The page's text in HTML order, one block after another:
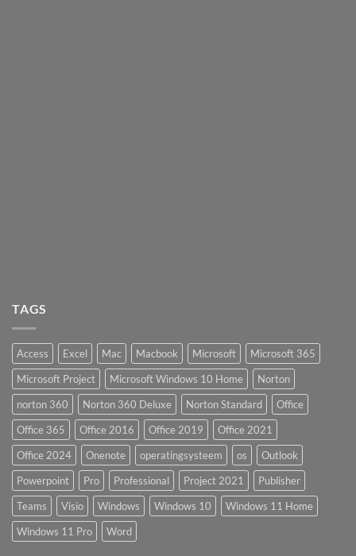
TAGS
Access Excel Mac Macbook Microsoft
Microsoft 365
Microsoft Project
Microsoft Windows 10 Home
Norton
norton 360
Norton 360 Deluxe Norton Standard
Office
Office 365
Office 2016 Office 2019
Office 2021
Office 2024
Onenote operatingsysteem os
Outlook
Powerpoint
Pro Professional Project 2021
Publisher
Teams
Visio Windows Windows 10
Windows 11 Home
Windows 11 Pro
Word